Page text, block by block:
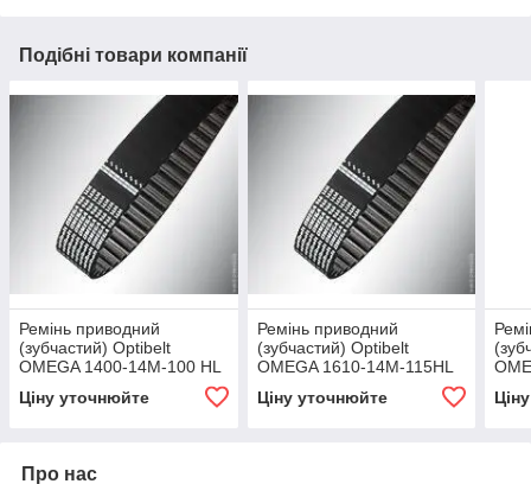
Подібні товари компанії
Ремінь приводний
(зубчастий) Optibelt
OMEGA 1400-14M-100 HL
Ціну уточнюйте
Ремінь приводний
(зубчастий) Optibelt
OMEGA 1610-14M-115HL
Ціну уточнюйте
Про нас